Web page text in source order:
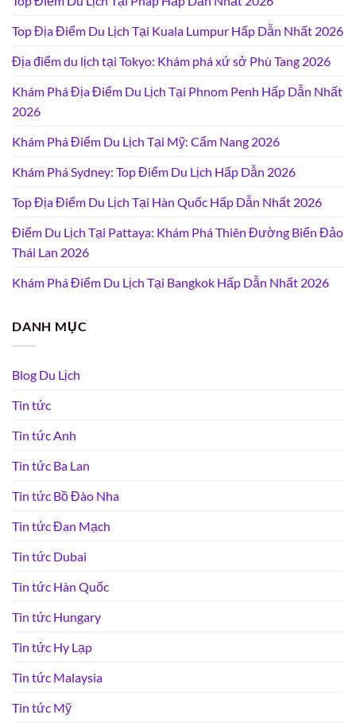
Top Địa Điểm Du Lịch Tại Kuala Lumpur Hấp Dẫn Nhất 2026
Địa điểm du lịch tại Tokyo: Khám phá xứ sở Phù Tang 2026
Khám Phá Địa Điểm Du Lịch Tại Phnom Penh Hấp Dẫn Nhất
2026
Khám Phá Điểm Du Lịch Tại Mỹ: Cẩm Nang 2026
Khám Phá Sydney: Top Điểm Du Lịch Hấp Dẫn 2026
Top Địa Điểm Du Lịch Tại Hàn Quốc Hấp Dẫn Nhất 2026
Điểm Du Lịch Tại Pattaya: Khám Phá Thiên Đường Biển Đảo
Thái Lan 2026
Khám Phá Điểm Du Lịch Tại Bangkok Hấp Dẫn Nhất 2026
DANH MỤC
Blog Du Lịch
Tin tức
Tin tức Anh
Tin tức Ba Lan
Tin tức Bồ Đào Nha
Tin tức Đan Mạch
Tin tức Dubai
Tin tức Hàn Quốc
Tin tức Hungary
Tin tức Hy Lạp
Tin tức Malaysia
Tin tức Mỹ